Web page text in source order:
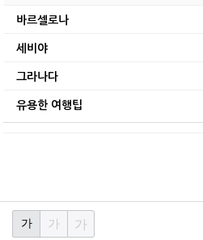
바르셀로나
세비야
그라나다
유용한 여행팁
가 가 가